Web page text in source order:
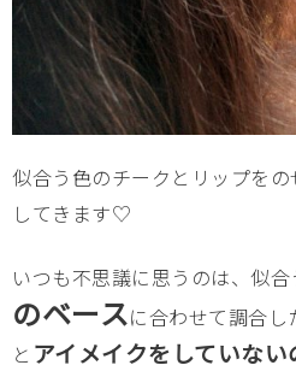
似合う色のチークとリップを
してきます♡
いつも不思議に思うのは、似合
のベースに合わせて調合し
と アイメイクをしていない